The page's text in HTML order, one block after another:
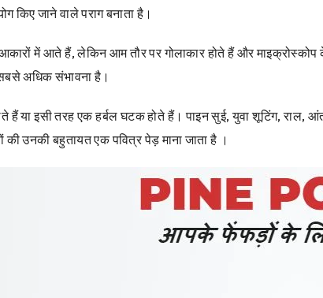
किए जाने वाले पराग बनाता है।
में आते हैं, लेकिन आम तौर पर गोलाकार होते हैं और
अधिक संभावना है।
हैं या इसी तरह एक हर्बल घटक होते हैं। पाइन सुई, युवा शूटिंग, राल,
उनकी बहुतायत एक पवित्र पेड़ माना जाता है ।